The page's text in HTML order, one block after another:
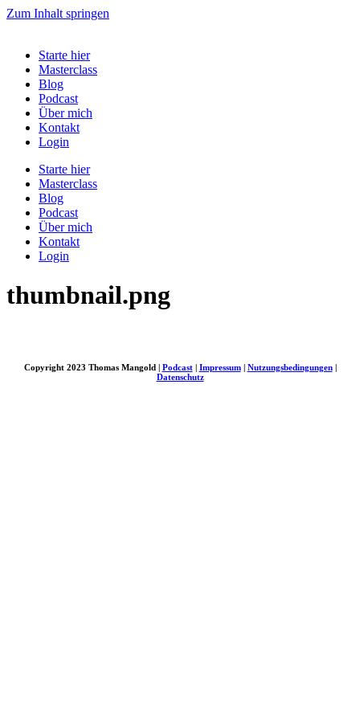
Zum Inhalt springen
Starte hier
Masterclass
Blog
Podcast
Über mich
Kontakt
Login
Starte hier
Masterclass
Blog
Podcast
Über mich
Kontakt
Login
thumbnail.png
Copyright 2023 Thomas Mangold | Podcast| Impressum| Nutzungsbedingungen|
Datenschutz